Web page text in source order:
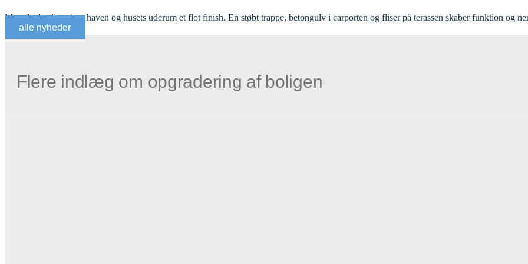
Murede detaljer giver haven og husets uderum et flot finish. En støbt trappe, betongulv i carporten og fliser på terassen skaber funktion og
alle nyheder
Flere indlæg om opgradering af boligen